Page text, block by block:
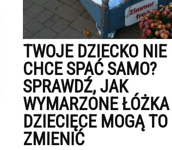
TWOJE DZIECKO NIE
CHCE SPAĆ SAMO?
SPRAWDŹ, JAK
WYMARZONE ŁÓŻKA
DZIECIĘCE MOGĄ TO
ZMIENIĆ